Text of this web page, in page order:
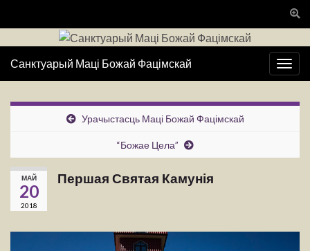
Санктуарый Маці Божай Фацімскай
Урачыстасць Маці Божай Фацімскай
“Божае Цела”
МАЙ
20
2018
Першая Святая Камунія